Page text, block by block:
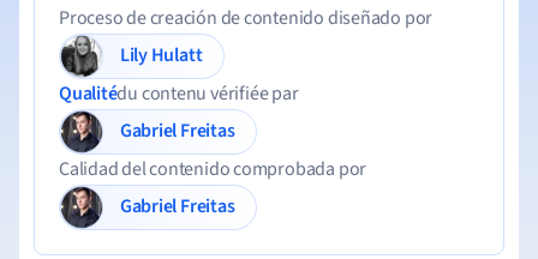
Proceso de creación de contenido diseñado por
Lily Hulatt
Qualitédu contenu vérifiée par
Gabriel Freitas
Calidad del contenido comprobada por
Gabriel Freitas